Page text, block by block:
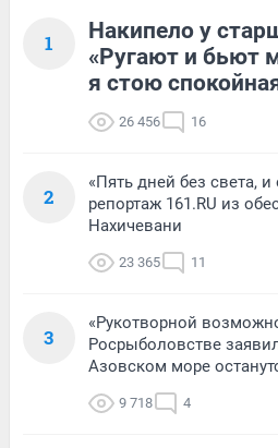
1
Накипело у
«Ругают и бьют
я стою
26 456 16
2
«Пять дней без света,
репортаж 161.RU из
Нахичевани
23 365 11
3
«Рукотворной
Росрыболовстве
Азовском море
9 718 4